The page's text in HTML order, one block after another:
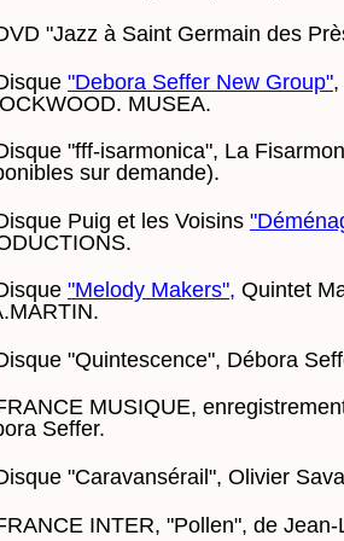
"Jazz à Saint Germain des
"Debora Seffer New Group",
MUSEA.
"fff-isarmonica", La
sur demande).
Puig et les Voisins
"Melody Makers", Quintet
"Quintescence", Débora
MUSIQUE,
Seffer.
"Caravansérail", Olivier
INTER, "Pollen", de